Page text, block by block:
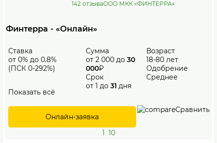
142 отзываООО МКК «ФИНТЕРРА»
Финтерра - «Онлайн»
Ставка
от 0% до 0.8%
(ПСК 0-292%)
Сумма
от 2 000 до 30
000₽
Срок
от 1 до 31 дня
Возраст
18-80 лет
Одобрение
Среднее
Показать всё
Онлайн-заявка
Сравнить
1 10